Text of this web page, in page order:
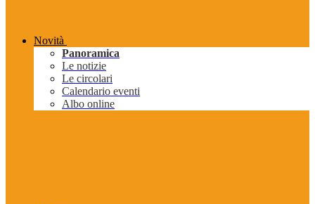
Novità
Panoramica
Le notizie
Le circolari
Calendario eventi
Albo online